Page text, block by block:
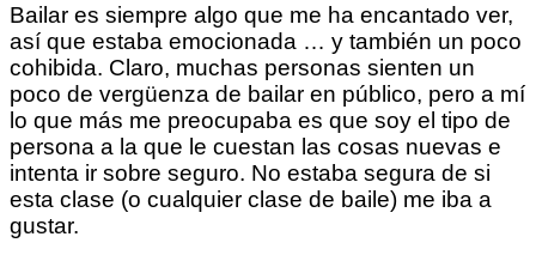
Bailar es siempre algo que me ha encantado ver,
así que estaba emocionada … y también un poco
cohibida. Claro, muchas personas sienten un
poco de vergüenza de bailar en público, pero a mí
lo que más me preocupaba es que soy el tipo de
persona a la que le cuestan las cosas nuevas e
intenta ir sobre seguro. No estaba segura de si
esta clase (o cualquier clase de baile) me iba a
gustar.